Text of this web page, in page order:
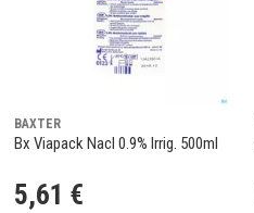
BAXTER
Bx Viapack Nacl 0.9% Irrig. 500ml
5,61 €